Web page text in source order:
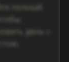
полный
день с